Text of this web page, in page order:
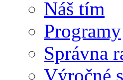
Náš tím
Programy
Správna
Výročné